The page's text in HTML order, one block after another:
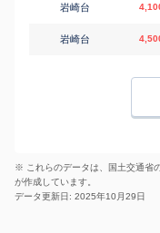
岩崎台
岩崎台
※ これらのデータは、国土交通省
が作成しています。
データ更新日: 2025年10月29日